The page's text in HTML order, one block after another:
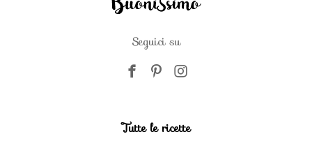
Seguici su
Tutte le ricette